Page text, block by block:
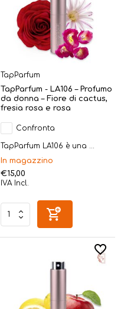
TapParfum
TapParfum - LA106 – Profumo
da donna – Fiore di cactus,
fresia rosa e rosa
Confronta
TapParfum LA106 è una ...
In magazzino
€15,00
IVA Incl.